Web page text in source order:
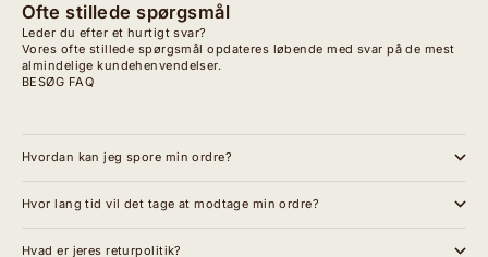
Ofte stillede spørgsmål
Leder du efter et hurtigt svar?
Vores ofte stillede spørgsmål opdateres løbende med svar på de mest
almindelige kundehenvendelser.
BESØG FAQ
Hvordan kan jeg spore min ordre?
Hvor lang tid vil det tage at modtage min ordre?
Hvad er jeres returpolitik?